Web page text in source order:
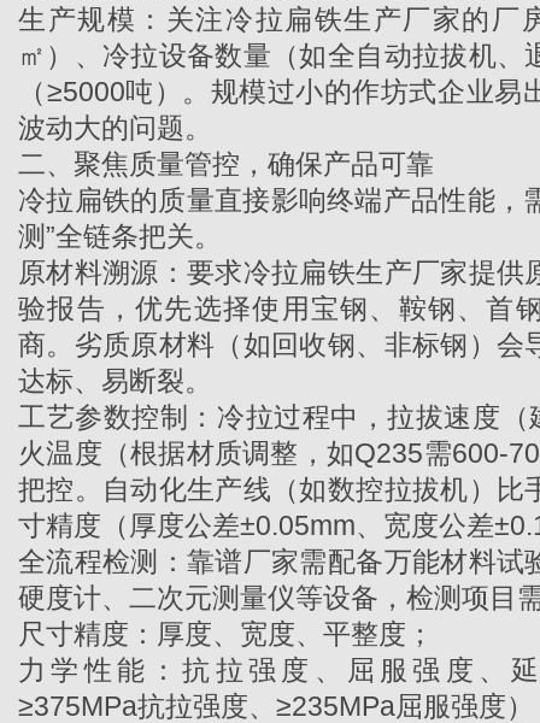
生产规模：关注冷拉扁铁生产厂家的厂
㎡）、冷拉设备数量（如全自动拉拔机、
（≥5000吨）。规模过小的作坊式企业易
波动大的问题。
二、聚焦质量管控，确保产品可靠
冷拉扁铁的质量直接影响终端产品性能，
测”全链条把关。
原材料溯源：要求冷拉扁铁生产厂家提供
验报告，优先选择使用宝钢、鞍钢、首
商。劣质原材料（如回收钢、非标钢）会
达标、易断裂。
工艺参数控制：冷拉过程中，拉拔速度（
火温度（根据材质调整，如Q235需600-
把控。自动化生产线（如数控拉拔机）比
寸精度（厚度公差±0.05mm、宽度公差
全流程检测：靠谱厂家需配备万能材料试
硬度计、二次元测量仪等设备，检测项目
尺寸精度：厚度、宽度、平整度；
力学性能：抗拉强度、屈服强度、
≥375MPa抗拉强度、≥235MPa屈服强度）